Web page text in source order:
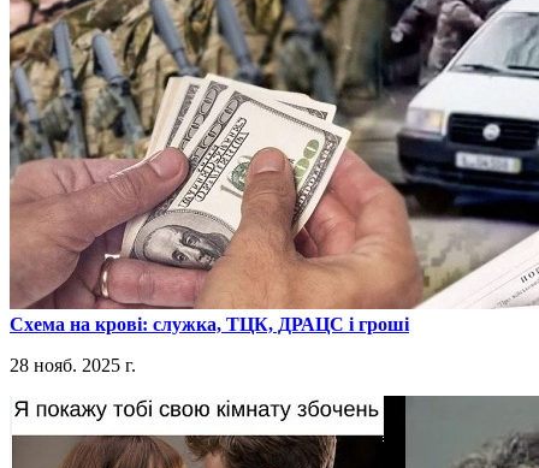
​Схема на крові: служка, ТЦК, ДРАЦС і гроші
28 нояб. 2025 г.